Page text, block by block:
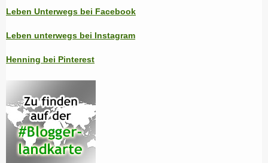
Leben Unterwegs bei Facebook
Leben unterwegs bei Instagram
Henning bei Pinterest